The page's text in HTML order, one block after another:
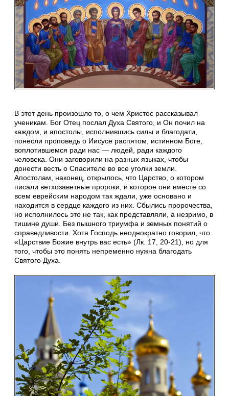
В этот день произошло то, о чем Христос рассказывал
ученикам. Бог Отец послал Духа Святого, и Он почил на
каждом, и апостолы, исполнившись силы и благодати,
понесли проповедь о Иисусе распятом, истинном Боге,
воплотившемся ради нас — людей, ради каждого
человека. Они заговорили на разных языках, чтобы
донести весть о Спасителе во все уголки земли.
Апостолам, наконец, открылось, что Царство, о котором
писали ветхозаветные пророки, и которое они вместе со
всем еврейским народом так ждали, уже основано и
находится в сердце каждого из них. Сбылись пророчества,
но исполнилось это не так, как представляли, а незримо, в
тишине души. Без пышного триумфа и земных понятий о
справедливости. Хотя Господь неоднократно говорил, что
«Царствие Божие внутрь вас есть» (Лк. 17, 20-21), но для
того, чтобы это понять непременно нужна благодать
Святого Духа.